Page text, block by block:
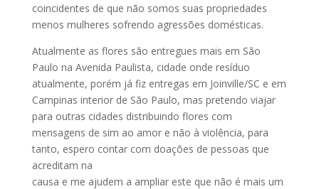
coincidentes de que não somos suas propriedades
menos mulheres sofrendo agressões domésticas.
Atualmente as flores são entregues mais em São
Paulo na Avenida Paulista, cidade onde resíduo
atualmente, porém já fiz entregas em Joinville/SC e em
Campinas interior de São Paulo, mas pretendo viajar
para outras cidades distribuindo flores com
mensagens de sim ao amor e não à violência, para
tanto, espero contar com doações de pessoas que
acreditam na
causa e me ajudem a ampliar este que não é mais um